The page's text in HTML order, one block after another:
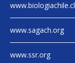
www.biologiachile.cl
www.sagach.org
www.ssr.org